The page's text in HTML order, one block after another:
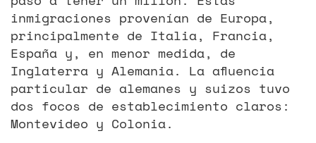
inmigraciones provenían de Europa,
principalmente de Italia, Francia,
España y, en menor medida, de
Inglaterra y Alemania. La afluencia
particular de alemanes y suizos tuvo
dos focos de establecimiento claros:
Montevideo y Colonia.